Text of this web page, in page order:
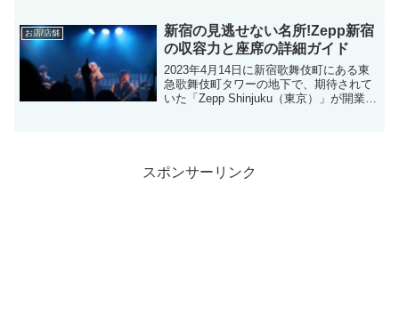
や祝日、夏休み、年末年始などの休暇期
間中は多くの人でにぎわい...
お店/店舗
新宿の見逃せない名所!Zepp新宿
の収容力と座席の詳細ガイド
2023年4月14日に新宿歌舞伎町にある東
急歌舞伎町タワーの地下で、期待されて
いた「Zepp Shinjuku（東京）」が開業し
スポンサーリンク